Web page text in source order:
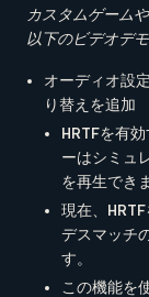
カスタムゲーム
以下のビデオデ
オーディオ設
り替えを追加
HRTFを有
ーはシミュ
を再生でき
現在、
デスマッチ
す。
この機能を